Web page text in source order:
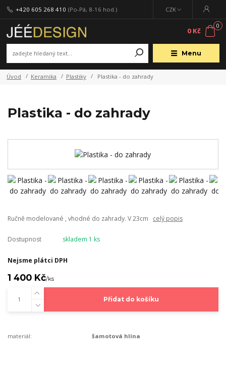
Menu
CZK
+420 605 268 410 (Po-Pá, 8-16 hod.)
0
0 Kč
Úvod Keramika Plastiky Plastika - do zahrady
Plastika - do zahrady
Ručně modelované , vhodné do zahrady. V 23cm celý popis
Dostupnost skladem 1 ks
Nejsme plátci DPH
1 400 Kč/ks
Přidat do košíku
materiál: šamotová hlína